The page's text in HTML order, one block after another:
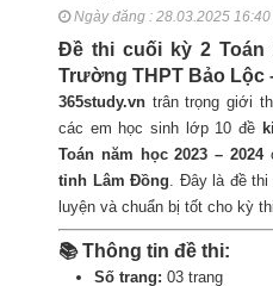
Ngày đăng : 28.03.2025 16:40
Đề thi cuối kỳ 2 Toán
Trường THPT Bảo Lộc
365study.vn trân trọng giới
các em học sinh lớp 10 đề
Toán năm học 2023 – 2024
tỉnh Lâm Đồng. Đây là đề thi
luyện và chuẩn bị tốt cho kỳ
📚 Thông tin đề thi:
Số trang: 03 trang